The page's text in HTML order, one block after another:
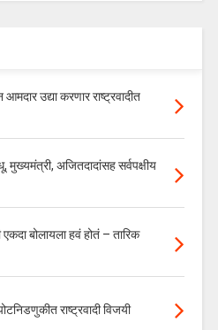
आमदार उद्या करणार राष्ट्रवादीत
मुख्यमंत्री, अजितदादांसह सर्वपक्षीय
बोलायला हवं होतं – तारिक
राष्ट्रवादी विजयी